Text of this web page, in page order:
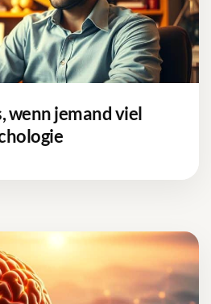
wenn jemand viel